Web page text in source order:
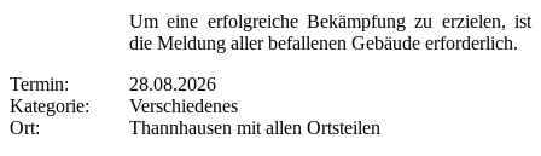
Um eine erfolgreiche Bekämpfung zu erzielen, ist
die Meldung aller befallenen Gebäude erforderlich.
Termin:
28.08.2026
Kategorie:
Verschiedenes
Ort:
Thannhausen mit allen Ortsteilen